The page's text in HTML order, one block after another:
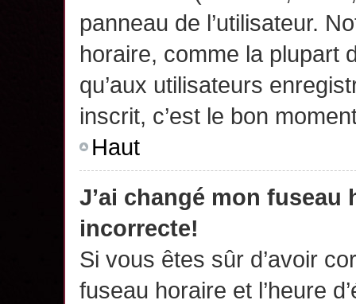
panneau de l’utilisateur.
horaire, comme la plupart
qu’aux utilisateurs
inscrit, c’est le bon
Haut
J’ai changé mon fuseau
incorrecte!
Si vous êtes sûr d’avoir
fuseau horaire et l’heure